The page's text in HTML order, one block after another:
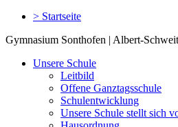
> Startseite
Gymnasium Sonthofen | Albert-
Unsere Schule
Leitbild
Offene Ganztagsschule
Schulentwicklung
Unsere Schule stellt sich